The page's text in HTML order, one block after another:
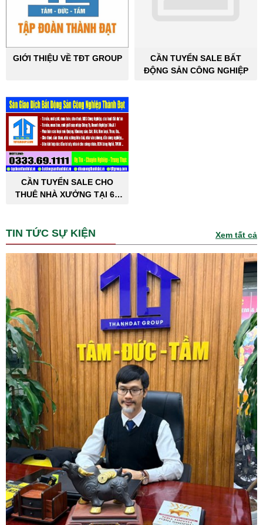
GIỚI THIỆU VỀ TĐT GROUP
CẦN TUYỂN SALE BẤT
ĐỘNG SẢN CÔNG NGHIỆP
CẦN TUYỂN SALE CHO
THUÊ NHÀ XƯỞNG TẠI 63
TIN TỨC SỰ KIỆN Xem tất cả